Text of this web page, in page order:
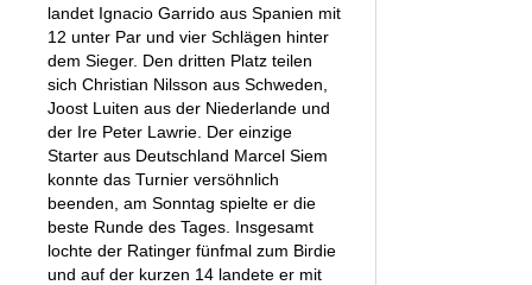
landet Ignacio Garrido aus Spanien mit
12 unter Par und vier Schlägen hinter
dem Sieger. Den dritten Platz teilen
sich Christian Nilsson aus Schweden,
Joost Luiten aus der Niederlande und
der Ire Peter Lawrie. Der einzige
Starter aus Deutschland Marcel Siem
konnte das Turnier versöhnlich
beenden, am Sonntag spielte er die
beste Runde des Tages. Insgesamt
lochte der Ratinger fünfmal zum Birdie
und auf der kurzen 14 landete er mit